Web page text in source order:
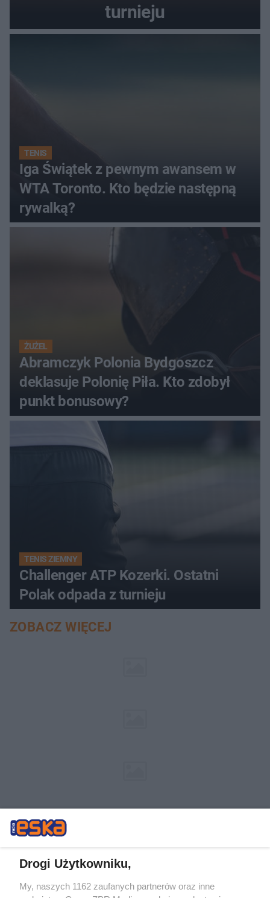
turnieju
TENIS
Iga Świątek z pewnym awansem w
WTA Toronto. Kto będzie następną
rywalką?
ŻUŻEL
Abramczyk Polonia Bydgoszcz
deklasuje Polonię Piła. Kto zdobył
punkt bonusowy?
TENIS ZIEMNY
Challenger ATP Kozerki. Ostatni
Polak odpada z turnieju
ZOBACZ WIĘCEJ
Drogi Użytkowniku,
My, naszych 1162 zaufanych partnerów oraz inne